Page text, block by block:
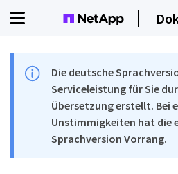
Die deutsche
Serviceleistung für Sie
Übersetzung erstellt. Bei
Unstimmigkeiten hat die
Sprachversion Vorrang.